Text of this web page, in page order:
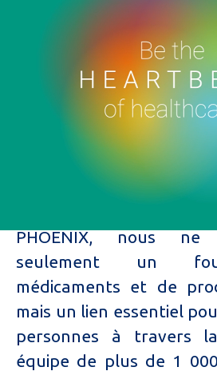
Nous accompagnons
leur bien-être en
compétences de nos
santé dans l’accueil, le
du médicament et la
PHOENIX, nous ne
seulement un
médicaments et de
mais un lien essentiel
personnes à travers
équipe de plus de 1